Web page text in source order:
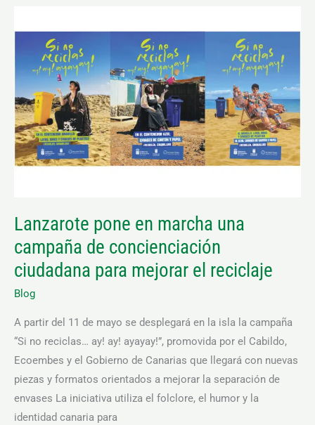
Lanzarote pone en marcha una
campaña de concienciación
ciudadana para mejorar el reciclaje
Blog
A partir del 11 de mayo se desplegará en la isla la campaña
“Si no reciclas… ay! ay! ayayay!”, promovida por el Cabildo,
Ecoembes y el Gobierno de Canarias que llegará con nuevas
piezas y formatos orientados a mejorar la separación de
envases La iniciativa utiliza el folclore, el humor y la
identidad canaria para
pone
marcha
una
campaña
de
concienciación
ciudadana
reciclaje